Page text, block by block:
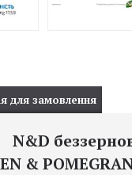
для замовлення
N&D
&